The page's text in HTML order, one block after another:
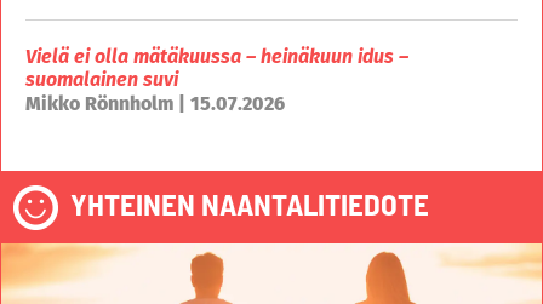
Vielä ei olla mätäkuussa – heinäkuun idus –
suomalainen suvi
Mikko Rönnholm | 15.07.2026
YHTEINEN NAANTALITIEDOTE